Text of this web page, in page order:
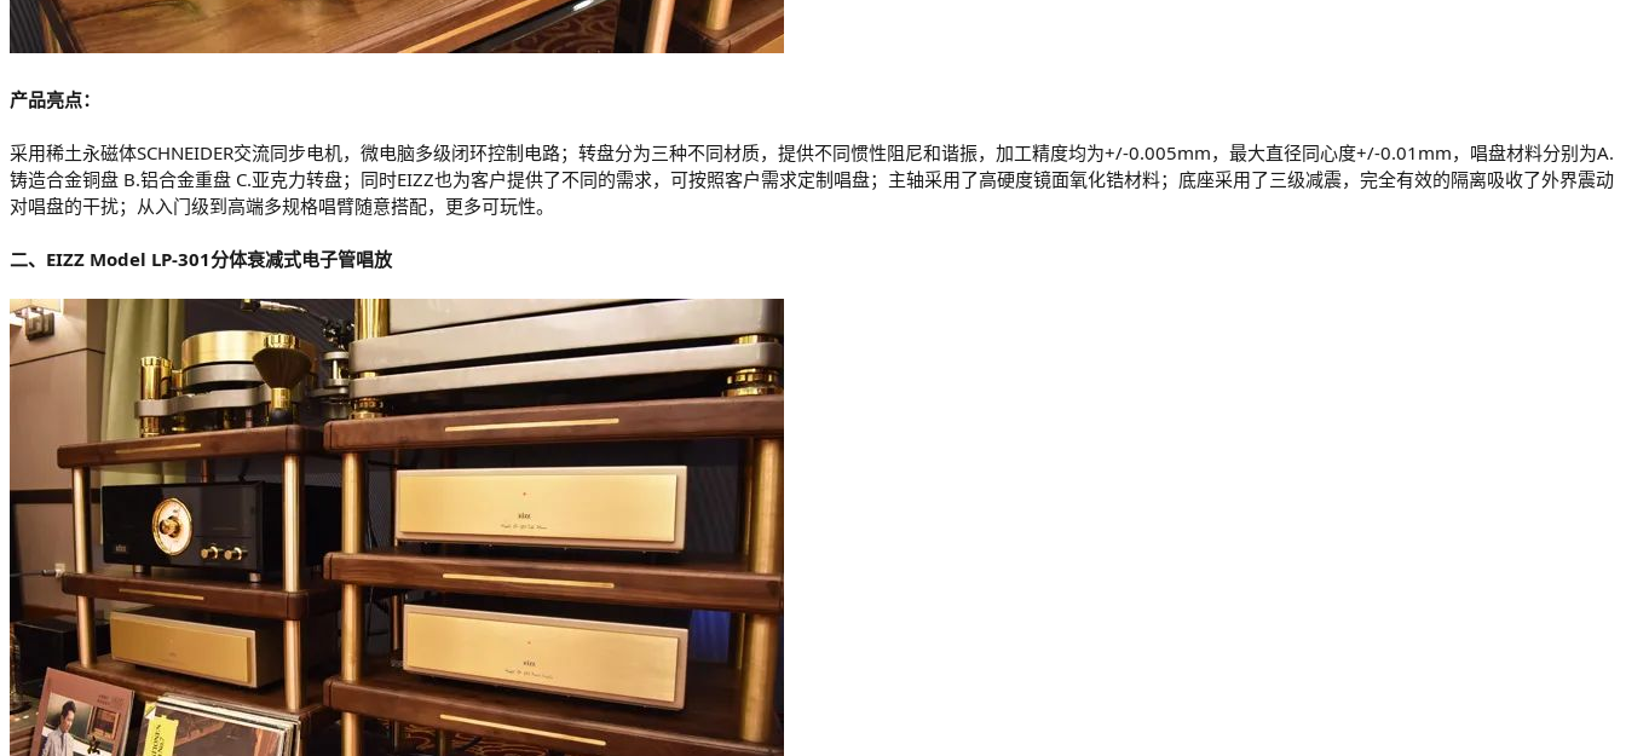
产品亮点：
采用稀土永磁体SCHNEIDER交流同步电机，微电脑多级闭环控制电路；转盘分为三种不同材质，提供不同惯性阻尼和谐振，加工精度均为+/-0.005mm，最大直径同心度+/-0.01mm，唱盘材料分别为A.
铸造合金铜盘 B.铝合金重盘 C.亚克力转盘；同时EIZZ也为客户提供了不同的需求，可按照客户需求定制唱盘；主轴采用了高硬度镜面氧化锆材料；底座采用了三级减震，完全有效的隔离吸收了外界震动
对唱盘的干扰；从入门级到高端多规格唱臂随意搭配，更多可玩性。
二、EIZZ Model LP-301分体衰减式电子管唱放